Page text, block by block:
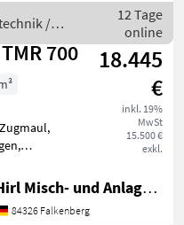
/
12 Tage
online
700
18.445
€
inkl. 19%
MwSt
15.500 €
exkl.
Hirl Misch- und Anlagentechnik e.K.
84326 Falkenberg